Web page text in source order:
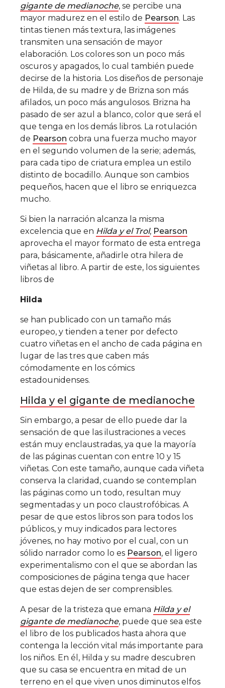
gigante de medianoche, se percibe una
mayor madurez en el estilo de Pearson. Las
tintas tienen más textura, las imágenes
transmiten una sensación de mayor
elaboración. Los colores son un poco más
oscuros y apagados, lo cual también puede
decirse de la historia. Los diseños de personaje
de Hilda, de su madre y de Brizna son más
afilados, un poco más angulosos. Brizna ha
pasado de ser azul a blanco, color que será el
que tenga en los demás libros. La rotulación
de Pearson cobra una fuerza mucho mayor
en el segundo volumen de la serie; además,
para cada tipo de criatura emplea un estilo
distinto de bocadillo. Aunque son cambios
pequeños, hacen que el libro se enriquezca
mucho.
Si bien la narración alcanza la misma
excelencia que en Hilda y el Trol, Pearson
aprovecha el mayor formato de esta entrega
para, básicamente, añadirle otra hilera de
viñetas al libro. A partir de este, los siguientes
libros de
Hilda
se han publicado con un tamaño más
europeo, y tienden a tener por defecto
cuatro viñetas en el ancho de cada página en
lugar de las tres que caben más
cómodamente en los cómics
estadounidenses.
Hilda y el gigante de medianoche
Sin embargo, a pesar de ello puede dar la
sensación de que las ilustraciones a veces
están muy enclaustradas, ya que la mayoría
de las páginas cuentan con entre 10 y 15
viñetas. Con este tamaño, aunque cada viñeta
conserva la claridad, cuando se contemplan
las páginas como un todo, resultan muy
segmentadas y un poco claustrofóbicas. A
pesar de que estos libros son para todos los
públicos, y muy indicados para lectores
jóvenes, no hay motivo por el cual, con un
sólido narrador como lo es Pearson, el ligero
experimentalismo con el que se abordan las
composiciones de página tenga que hacer
que estas dejen de ser comprensibles.
A pesar de la tristeza que emana Hilda y el
gigante de medianoche, puede que sea este
el libro de los publicados hasta ahora que
contenga la lección vital más importante para
los niños. En él, Hilda y su madre descubren
que su casa se encuentra en mitad de un
terreno en el que viven unos diminutos elfos